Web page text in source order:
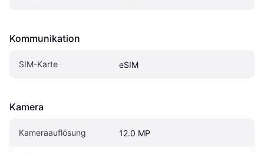
Kommunikation
SIM-Karte eSIM
Kamera
Kameraauflösung 12.0 MP